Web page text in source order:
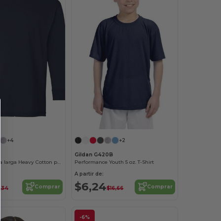
¡Personalízalo!
+4
Remera manga larga Heavy Cotton para jóvenes
Comprar
+2
Gildan G420B
Performance Youth 5 oz. T-Shirt
A partir de:
$6,24$16,66 Comprar
-6%